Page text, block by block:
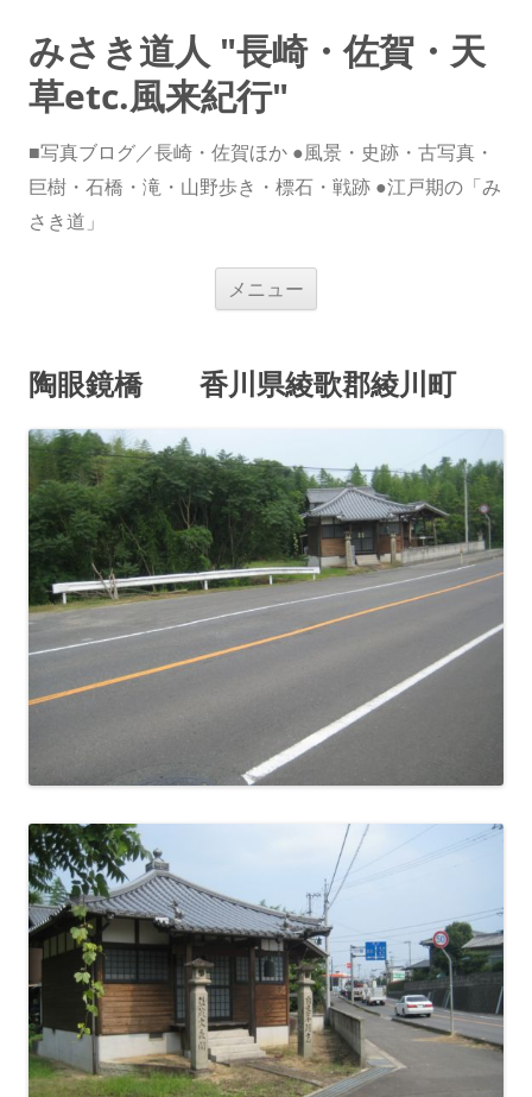
みさき道人 "長崎・佐賀・天
草etc.風来紀行"
■写真ブログ／長崎・佐賀ほか ●風景・史跡・古写真・
巨樹・石橋・滝・山野歩き・標石・戦跡 ●江戸期の「み
さき道」
メニュー
ス
キ
プ
陶眼鏡橋 香川県綾歌郡綾川町